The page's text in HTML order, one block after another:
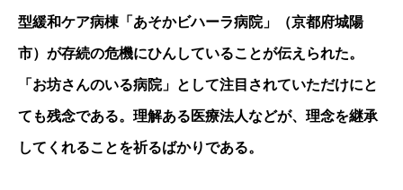
型緩和ケア病棟「あそかビハーラ病院」（京都府城陽
市）が存続の危機にひんしていることが伝えられた。
「お坊さんのいる病院」として注目されていただけにと
ても残念である。理解ある医療法人などが、理念を継承
してくれることを祈るばかりである。